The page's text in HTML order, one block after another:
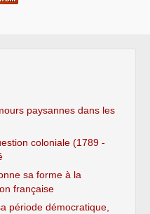
paysannes dans les
coloniale (1789 -
sa forme à la
française
période démocratique,